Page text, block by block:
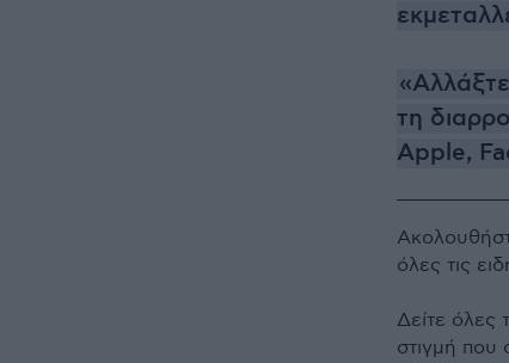
τη
Apple,
όλες τις
Δείτε όλες
στιγμή που